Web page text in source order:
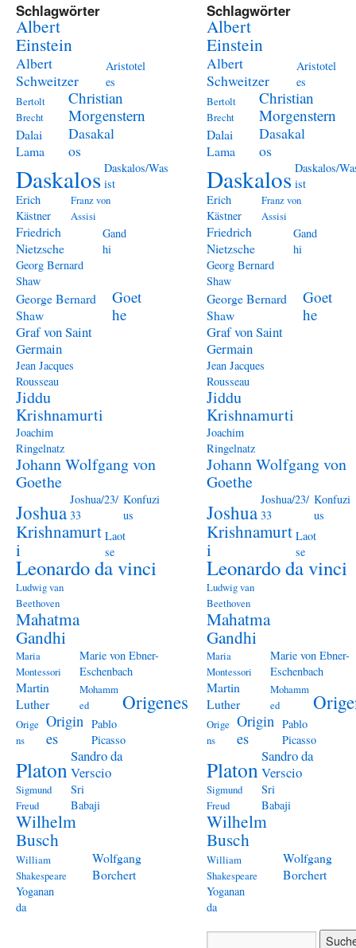
Schlagwörter
Albert
Einstein
Albert
Schweitzer
Aristotel
es
Bertolt
Brecht
Christian
Morgenstern
Dalai
Lama
Dasakal
os
Daskalos Daskalos/Was
ist
Erich
Kästner
Franz von
Assisi
Friedrich
Nietzsche
Gand
hi
Georg Bernard
Shaw
George Bernard
Shaw
Goet
he
Graf von Saint
Germain
Jean Jacques
Rousseau
Jiddu
Krishnamurti
Joachim
Ringelnatz
Johann Wolfgang von
Goethe
Joshua
Joshua/23/
33
Konfuzi
us
Krishnamurt
i
Laot
se
Leonardo da vinci
Ludwig van
Beethoven
Mahatma
Gandhi
Maria
Montessori
Marie von Ebner-
Eschenbach
Martin
Luther
Mohamm
ed
Origenes
Orige
ns
Origin
es
Pablo
Picasso
Platon
Sandro da
Verscio
Sigmund
Freud
Sri
Babaji
Wilhelm
Busch
William
Shakespeare
Wolfgang
Borchert
Yoganan
da
Schlagwörter
Albert
Einstein
Albert
Schweitzer
Aristotel
es
Bertolt
Brecht
Christian
Morgenstern
Dalai
Lama
Dasakal
os
Daskalos Daskalos/
ist
Erich
Kästner
Franz von
Assisi
Friedrich
Nietzsche
Gand
hi
Georg Bernard
Shaw
George Bernard
Shaw
Goet
he
Graf von Saint
Germain
Jean Jacques
Rousseau
Jiddu
Krishnamurti
Joachim
Ringelnatz
Johann Wolfgang von
Goethe
Joshua
Joshua/23/
33
Konfuzi
us
Krishnamurt
i
Laot
se
Leonardo da vinci
Ludwig van
Beethoven
Mahatma
Gandhi
Maria
Montessori
Marie von Ebner-
Eschenbach
Martin
Luther
Mohamm
ed
Orige
ns
Origin
es
Pablo
Picasso
Platon
Sandro da
Verscio
Sigmund
Freud
Sri
Babaji
Wilhelm
Busch
William
Shakespeare
Wolfgang
Borchert
Yoganan
da